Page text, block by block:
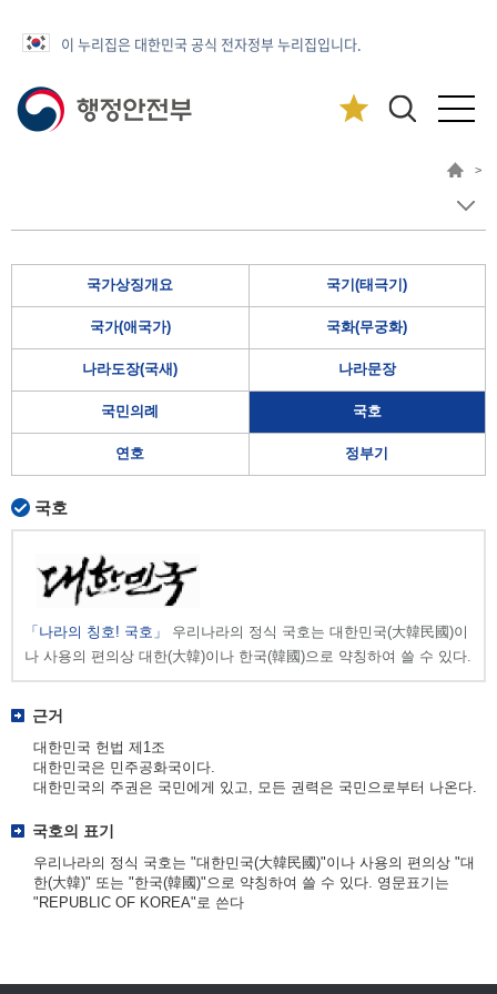
이 누리집은 대한민국 공식 전자정부 누리집입니다.
>
국가상징개요 국기(태극기)
국가(애국가) 국화(무궁화)
나라도장(국새) 나라문장
국민의례 국호
연호 정부기
국호
「나라의 칭호! 국호」
우리나라의 정식 국호는 대한민국(大韓民國)이
나 사용의 편의상 대한(大韓)이나 한국(韓國)으로 약칭하여 쓸 수 있다.
근거
대한민국 헌법 제1조
대한민국은 민주공화국이다.
대한민국의 주권은 국민에게 있고, 모든 권력은 국민으로부터 나온다.
국호의 표기
우리나라의 정식 국호는 "대한민국(大韓民國)"이나 사용의 편의상 "대
한(大韓)" 또는 "한국(韓國)"으로 약칭하여 쓸 수 있다. 영문표기는
"REPUBLIC OF KOREA"로 쓴다